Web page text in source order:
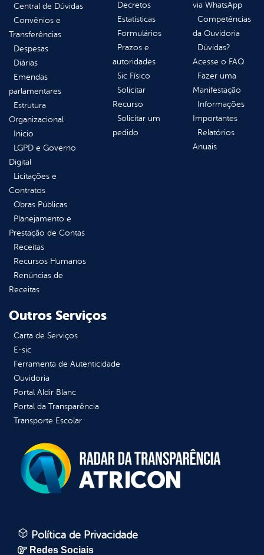
Central de Dúvidas
Convênios e
Transferências
Despesas
Diárias
Emendas
parlamentares
Estrutura
Organizacional
Inicio
LGPD e Governo
Digital
Licitações e
Contratos
Obras Públicas
Planejamento e
Prestação de Contas
Receitas
Recursos Humanos
Renúncias de
Receitas
Decretos
Estatísticas
Formulários
Prazos e
autoridades
Sic Físico
Solicitar
Recurso
Solicitar um
pedido
via WhatsApp
Competências
da Ouvidoria
Dúvidas?
Acesse o FAQ
Fazer uma
Manifestação
Informações
Importantes
Relatórios
Anuais
Outros Serviços
Carta de Serviços
E-sic
Ferramenta de Autenticidade
Ouvidoria
Portal Aldir Blanc
Portal da Transparência
Transporte Escolar
Política de Privacidade
Redes Sociais